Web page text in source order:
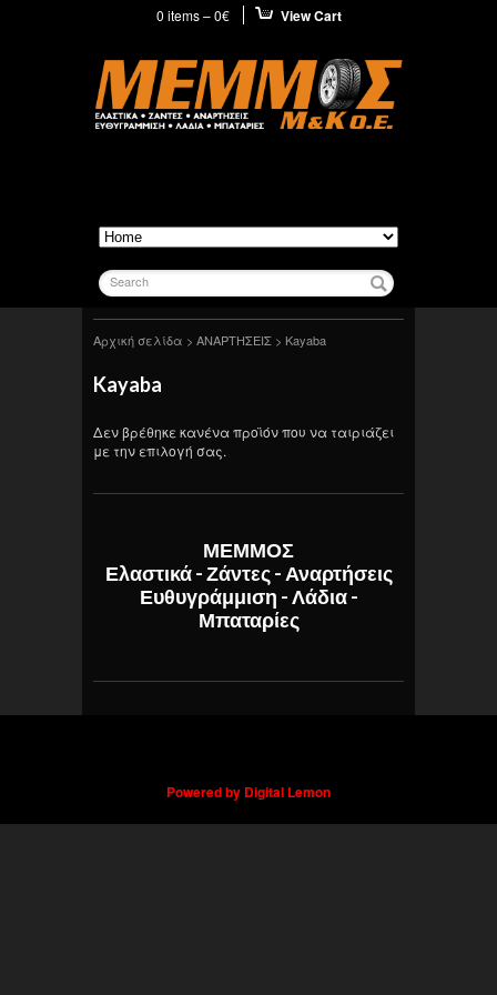
0 items –0€ View Cart
Search
Αρχική σελίδα > ΑΝΑΡΤΗΣΕΙΣ > Kayaba
Kayaba
Δεν βρέθηκε κανένα προϊόν που να ταιριάζει
με την επιλογή σας.
ΜΕΜΜΟΣ
Ελαστικά - Ζάντες - Αναρτήσεις
Ευθυγράμμιση - Λάδια -
Μπαταρίες
Powered by Digital Lemon